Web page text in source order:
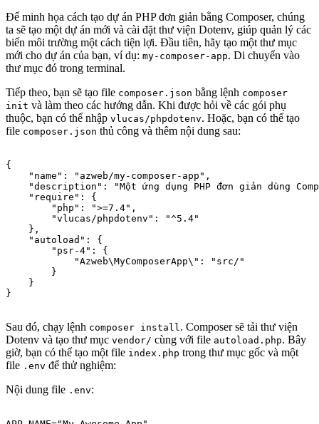
Để minh họa cách tạo dự án PHP đơn giản bằng Composer, chúng
ta sẽ tạo một dự án mới và cài đặt thư viện Dotenv, giúp quản lý các
biến môi trường một cách tiện lợi. Đầu tiên, hãy tạo một thư mục
mới cho dự án của bạn, ví dụ: my-composer-app. Di chuyển vào
thư mục đó trong terminal.
Tiếp theo, bạn sẽ tạo file composer.json bằng lệnh composer
init và làm theo các hướng dẫn. Khi được hỏi về các gói phụ
thuộc, bạn có thể nhập vlucas/phpdotenv. Hoặc, bạn có thể tạo
file composer.json thủ công và thêm nội dung sau:
{
    "name": "azweb/my-composer-app",
"description": "Một ứng dụng PHP đơn giản dùng
    "require": {
        "php": ">=7.4",
        "vlucas/phpdotenv": "^5.4"
    },
    "autoload": {
        "psr-4": {
            "Azweb\MyComposerApp\": "src/"
        }
    }
Sau đó, chạy lệnh composer install . Composer sẽ tải thư viện
Dotenv và tạo thư mục vendor/ cùng với file autoload.php. Bây
giờ, bạn có thể tạo một file index.php trong thư mục gốc và một
file .env để thử nghiệm:
Nội dung file .env: